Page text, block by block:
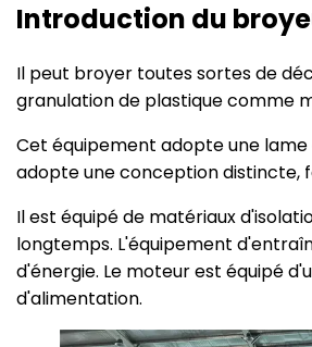
Introduction du
Il peut broyer toutes sortes de
granulation de plastique comme
Cet équipement adopte une lame
adopte une conception distincte,
Il est équipé de matériaux
longtemps. L'équipement
d'énergie. Le moteur est équipé
d'alimentation.